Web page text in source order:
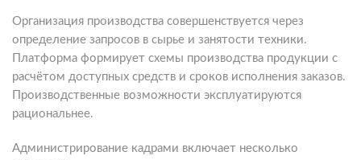
Организация производства совершенствуется через
определение запросов в сырье и занятости техники.
Платформа формирует схемы производства продукции с
расчётом доступных средств и сроков исполнения заказов.
Производственные возможности эксплуатируются
рациональнее.
Администрирование кадрами включает несколько